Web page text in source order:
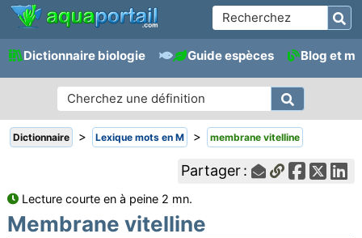
Dictionnaire biologie Guide espèces Blog et
Dictionnaire > Lexique mots en M > membrane vitelline
Partager :
Lecture courte en à peine 2 mn.
Membrane vitelline